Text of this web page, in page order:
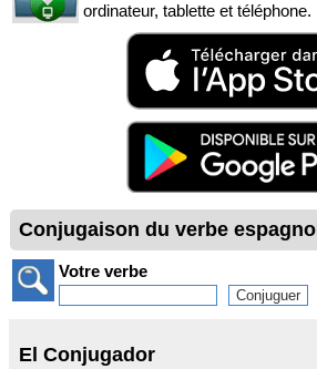
ordinateur, tablette et téléphone.
Conjugaison du verbe espagnol
Votre verbe
El Conjugador